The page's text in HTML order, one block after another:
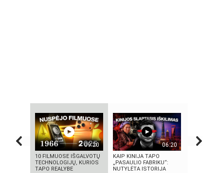
09:20
10 FILMUOSE IŠGALVOTŲ
TECHNOLOGIJŲ, KURIOS
TAPO REALYBE
06:20
KAIP KINIJA TAPO
„PASAULIO FABRIKU“:
NUTYLĖTA ISTORIJA